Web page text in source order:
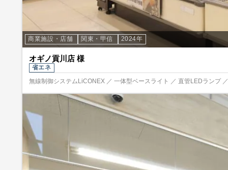
商業施設・店舗 関東・甲信 2024年
オギノ貢川店 様
省エネ
無線制御システムLiCONEX ／ 一体型ベースライト ／ 直管LEDランプ